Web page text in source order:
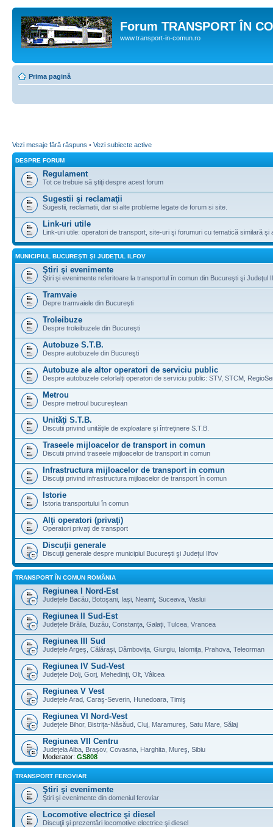
Forum TRANSPORT ÎN
www.transport-in-comun.ro
Prima pagină
Vezi mesaje fără răspuns • Vezi subiecte active
DESPRE FORUM
Regulament
Tot ce trebuie să ştiţi despre acest forum
Sugestii şi reclamaţii
Sugestii, reclamatii, dar si alte probleme legate de forum si site.
Link-uri utile
Link-uri utile: operatori de transport, site-uri şi forumuri cu tematică similară şi
MUNICIPIUL BUCUREŞTI ŞI JUDEŢUL ILFOV
Ştiri şi evenimente
Ştiri şi evenimente referitoare la transportul în comun din Bucureşti şi Judeţul
Tramvaie
Depre tramvaiele din Bucureşti
Troleibuze
Despre troleibuzele din Bucureşti
Autobuze S.T.B.
Despre autobuzele din Bucureşti
Autobuze ale altor operatori de serviciu public
Despre autobuzele celorlalţi operatori de serviciu public: STV, STCM,
Metrou
Despre metroul bucureştean
Unităţi S.T.B.
Discutii privind unităţile de exploatare şi întreţinere S.T.B.
Traseele mijloacelor de transport in comun
Discutii privind traseele mijloacelor de transport in comun
Infrastructura mijloacelor de transport in comun
Discuţii privind infrastructura mijloacelor de transport în comun
Istorie
Istoria transportului în comun
Alţi operatori (privaţi)
Operatori privaţi de transport
Discuţii generale
Discuţii generale despre municipiul Bucureşti şi Judeţul Ilfov
TRANSPORT ÎN COMUN ROMÂNIA
Regiunea I Nord-Est
Judeţele Bacău, Botoşani, Iaşi, Neamţ, Suceava, Vaslui
Regiunea II Sud-Est
Judeţele Brăila, Buzău, Constanţa, Galaţi, Tulcea, Vrancea
Regiunea III Sud
Judeţele Argeş, Călăraşi, Dâmboviţa, Giurgiu, Ialomiţa, Prahova, Teleorman
Regiunea IV Sud-Vest
Judeţele Dolj, Gorj, Mehedinţi, Olt, Vâlcea
Regiunea V Vest
Judeţele Arad, Caraş-Severin, Hunedoara, Timiş
Regiunea VI Nord-Vest
Judeţele Bihor, Bistriţa-Năsăud, Cluj, Maramureş, Satu Mare, Sălaj
Regiunea VII Centru
Judeţela Alba, Braşov, Covasna, Harghita, Mureş, Sibiu
Moderator: GS808
TRANSPORT FEROVIAR
Ştiri şi evenimente
Ştiri şi evenimente din domeniul feroviar
Locomotive electrice şi diesel
Discuţii şi prezentări locomotive electrice şi diesel